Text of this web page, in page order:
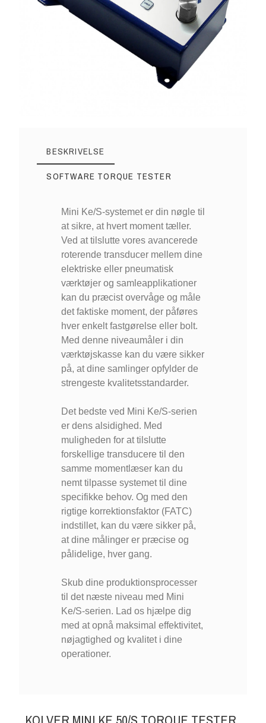
BESKRIVELSE
SOFTWARE TORQUE TESTER
Mini Ke/S-systemet er din nøgle til
at sikre, at hvert moment tæller.
Ved at tilslutte vores avancerede
roterende transducer mellem dine
elektriske eller pneumatisk
værktøjer og samleapplikationer
kan du præcist overvåge og måle
det faktiske moment, der påføres
hver enkelt fastgørelse eller bolt.
Med denne niveaumåler i din
værktøjskasse kan du være sikker
på, at dine samlinger opfylder de
strengeste kvalitetsstandarder.
Det bedste ved Mini Ke/S-serien
er dens alsidighed. Med
muligheden for at tilslutte
forskellige transducere til den
samme momentlæser kan du
nemt tilpasse systemet til dine
specifikke behov. Og med den
rigtige korrektionsfaktor (FATC)
indstillet, kan du være sikker på,
at dine målinger er præcise og
pålidelige, hver gang.
Skub dine produktionsprocesser
til det næste niveau med Mini
Ke/S-serien. Lad os hjælpe dig
med at opnå maksimal effektivitet,
nøjagtighed og kvalitet i dine
operationer.